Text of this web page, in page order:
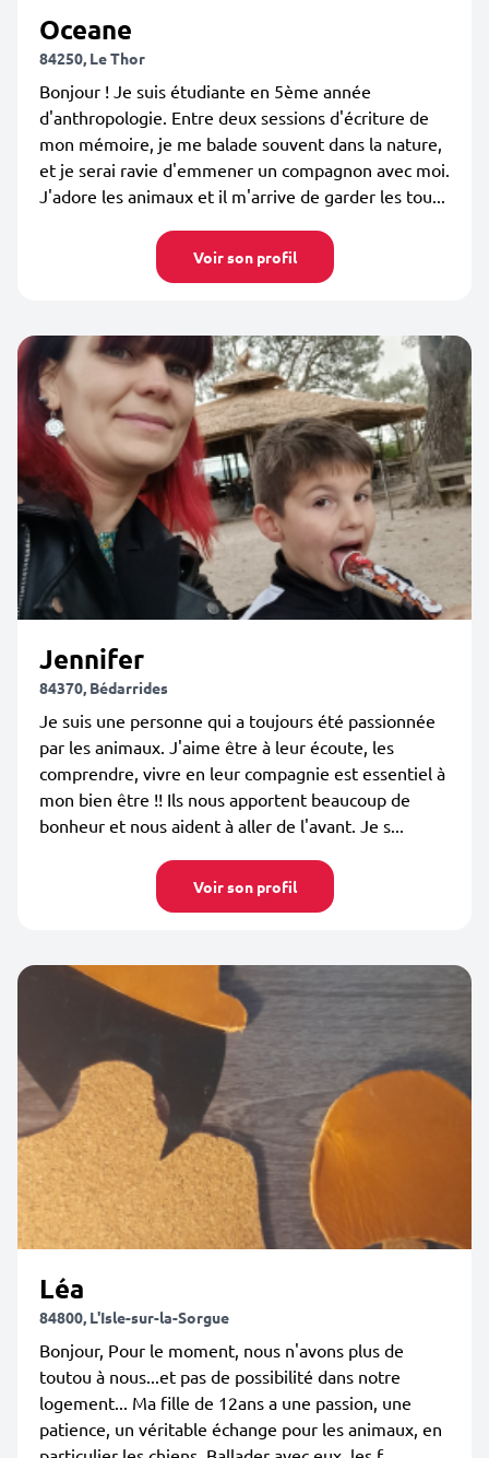
Oceane
84250, Le Thor
Bonjour ! Je suis étudiante en 5ème année
d'anthropologie. Entre deux sessions d'écriture de
mon mémoire, je me balade souvent dans la nature,
et je serai ravie d'emmener un compagnon avec moi.
J'adore les animaux et il m'arrive de garder les tou...
Voir son profil
Jennifer
84370, Bédarrides
Je suis une personne qui a toujours été passionnée
par les animaux. J'aime être à leur écoute, les
comprendre, vivre en leur compagnie est essentiel à
mon bien être !! Ils nous apportent beaucoup de
bonheur et nous aident à aller de l'avant. Je s...
Voir son profil
Léa
84800, L'Isle-sur-la-Sorgue
Bonjour, Pour le moment, nous n'avons plus de
toutou à nous...et pas de possibilité dans notre
logement... Ma fille de 12ans a une passion, une
patience, un véritable échange pour les animaux, en